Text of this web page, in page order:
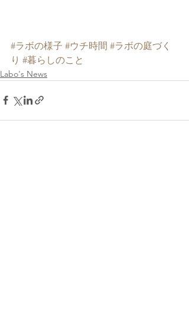
#ラボの様子 #ウチ時間 #ラボの庭づく
り #暮らしのこと
Labo's News